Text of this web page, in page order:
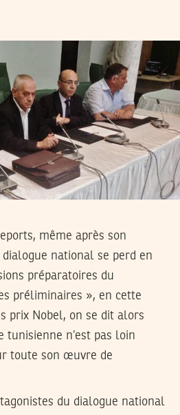
même après son
national se perd en
préparatoires du
préliminaires », en cette
prix Nobel, on se dit alors
tunisienne n’est pas loin
toute son œuvre de
du dialogue national